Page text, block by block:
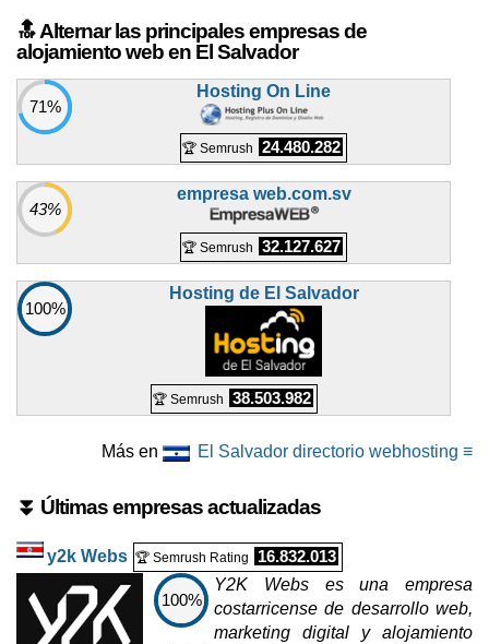
🔝 Alternar las principales empresas de
alojamiento web en El Salvador
71%
Hosting On Line
🏆 Semrush 24.480.282
43%
empresa web.com.sv
🏆 Semrush 32.127.627
100%
Hosting de El Salvador
🏆 Semrush 38.503.982
Más en El Salvador directorio webhosting ≡
⏬ Últimas empresas actualizadas
y2k Webs 🏆 Semrush Rating 16.832.013
100%
Y2K Webs es una empresa
costarricense de desarrollo web,
marketing digital y alojamiento